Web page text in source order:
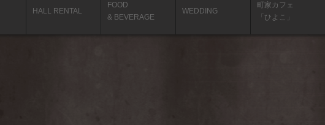
HALL RENTAL
FOOD
& BEVERAGE
WEDDING
町家カフェ
「ひよこ」